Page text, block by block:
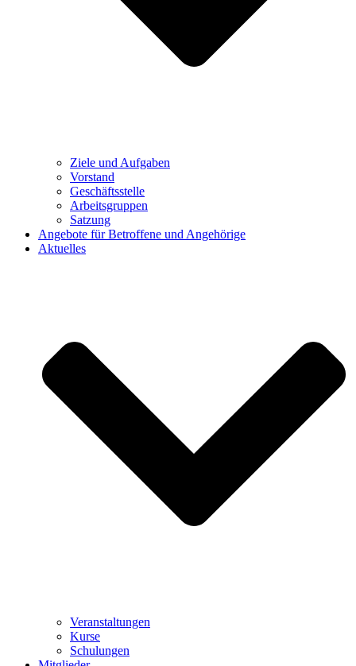
Ziele und Aufgaben
Vorstand
Geschäftsstelle
Arbeitsgruppen
Satzung
Angebote für Betroffene und Angehörige
Aktuelles
Veranstaltungen
Kurse
Schulungen